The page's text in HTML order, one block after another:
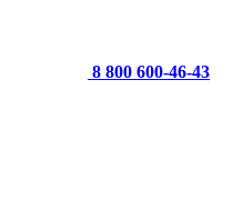
8 800 600-46-43